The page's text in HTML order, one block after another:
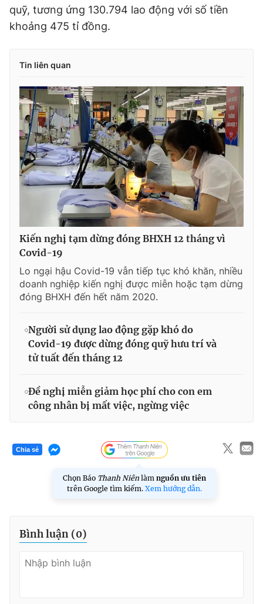
Tổng biên tập: Nguyễn Ngọc Toàn
Phó tổng biên tập thường trực: Hải Thành
Phó tổng biên tập: Lâm Hiếu Dũng
Giấy phép xuất bản số 110/GP - BTTTT cấp ngày 24.3.2020
chép dưới mọi hình thức nếu không có sự chấp thuận bằng văn
bản. Phát triển bởi ePi Technologies, JSC.
quỹ, tương ứng 130.794 lao động với số tiền
khoảng 475 tỉ đồng.
Tin liên quan
Kiến nghị tạm dừng đóng BHXH 12 tháng vì
Covid-19
Lo ngại hậu Covid-19 vẫn tiếp tục khó khăn, nhiều
doanh nghiệp kiến nghị được miễn hoặc tạm dừng
đóng BHXH đến hết năm 2020.
Người sử dụng lao động gặp khó do
Covid-19 được dừng đóng quỹ hưu trí và
tử tuất đến tháng 12
Đề nghị miễn giảm học phí cho con em
công nhân bị mất việc, ngừng việc
Chia sẻ
Chọn Báo Thanh Niên làm nguồn ưu tiên
trên Google tìm kiếm. Xem hướng dẫn.
Bình luận (0)